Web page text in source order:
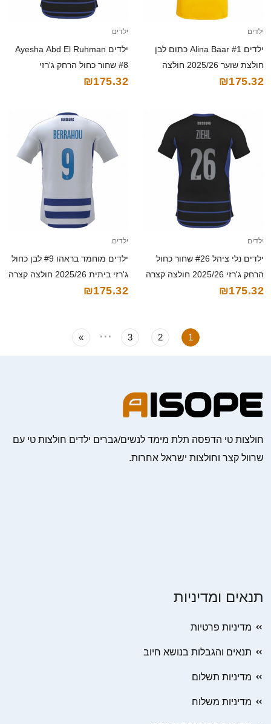
ילדים
ילדים Alina Baar #1 כתום לבן
חולצת שוער 2025/26 חולצה
קצרה
₪175.32
ילדים
ילדים Ayesha Abd El Ruhman
#8 שחור כחול הרחק ג'רזי
2025/26 חולצה קצרה
₪175.32
ילדים
ילדים נלי ציהל #26 שחור כחול
הרחק ג'רזי 2025/26 חולצה קצרה
₪175.32
ילדים
ילדים מוחמד בראהו #9 לבן כחול
ג'רזי ביתית 2025/26 חולצה קצרה
₪175.32
1
2
3
...
»
חולצות טי הדפסה תלת מימד לנשים/גברים ילדים חולצות טי עם
שרוול קצר וחולצות ישראל אחרות.
תנאים ומדיניות
מדיניות פרטיות
תנאים והגבלות בנושא חיוב
מדיניות תשלום
מדיניות משלוח